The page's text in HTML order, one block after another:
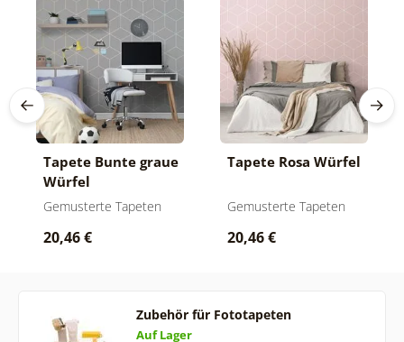
Tapete Bunte graue
Würfel
Gemusterte Tapeten
20,46 €
Tapete Rosa Würfel
Gemusterte Tapeten
20,46 €
Zubehör für Fototapeten
Auf Lager